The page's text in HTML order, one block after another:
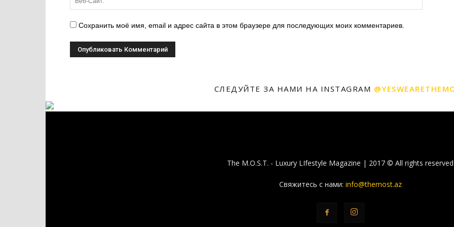
Сохранить моё имя, email и адрес сайта в этом браузере для последующих моих комментариев.
СЛЕДУЙТЕ ЗА НАМИ НА INSTAGRAM
The M.O.S.T. - Luxury LIfestyle Magazine | 2017 © All rights reserved
Свяжитесь с нами: info@themost.az